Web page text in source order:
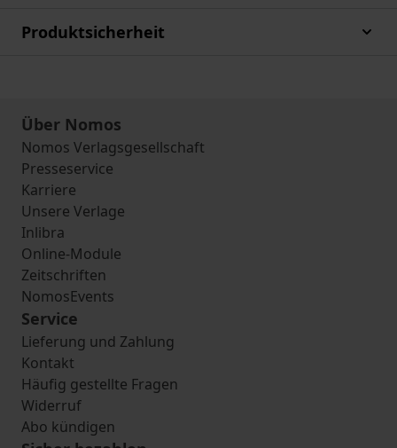
Produktsicherheit
Über Nomos
Nomos Verlagsgesellschaft
Presseservice
Karriere
Unsere Verlage
Inlibra
Online-Module
Zeitschriften
NomosEvents
Service
Lieferung und Zahlung
Kontakt
Häufig gestellte Fragen
Widerruf
Abo kündigen